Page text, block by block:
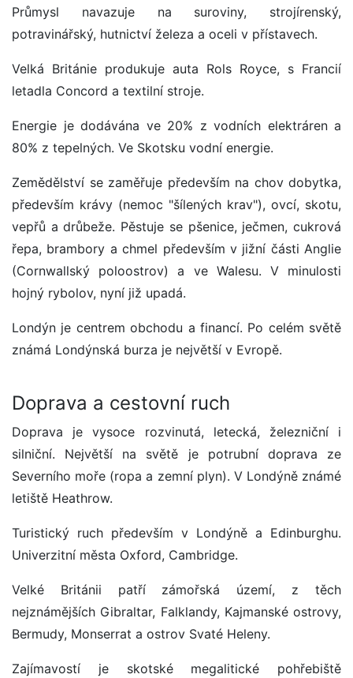
Průmysl navazuje na suroviny, strojírenský,
potravinářský, hutnictví železa a oceli v přístavech.
Velká Británie produkuje auta Rols Royce, s Francií
letadla Concord a textilní stroje.
Energie je dodávána ve 20% z vodních elektráren a
80% z tepelných. Ve Skotsku vodní energie.
Zemědělství se zaměřuje především na chov dobytka,
především krávy (nemoc "šílených krav"), ovcí, skotu,
vepřů a drůbeže. Pěstuje se pšenice, ječmen, cukrová
řepa, brambory a chmel především v jižní části Anglie
(Cornwallský poloostrov) a ve Walesu. V minulosti
hojný rybolov, nyní již upadá.
Londýn je centrem obchodu a financí. Po celém světě
známá Londýnská burza je největší v Evropě.
Doprava a cestovní ruch
Doprava je vysoce rozvinutá, letecká, železniční i
silniční. Největší na světě je potrubní doprava ze
Severního moře (ropa a zemní plyn). V Londýně známé
letiště Heathrow.
Turistický ruch především v Londýně a Edinburghu.
Univerzitní města Oxford, Cambridge.
Velké Británii patří zámořská území, z těch
nejznámějších Gibraltar, Falklandy, Kajmanské ostrovy,
Bermudy, Monserrat a ostrov Svaté Heleny.
Zajímavostí je skotské megalitické pohřebiště